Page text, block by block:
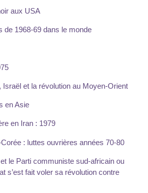
aux USA
de 1968-69 dans le monde
Israël et la révolution au Moyen-Orient
en Asie
en Iran : 1979
: luttes ouvrières années 70-80
le Parti communiste sud-africain ou
s’est fait voler sa révolution contre